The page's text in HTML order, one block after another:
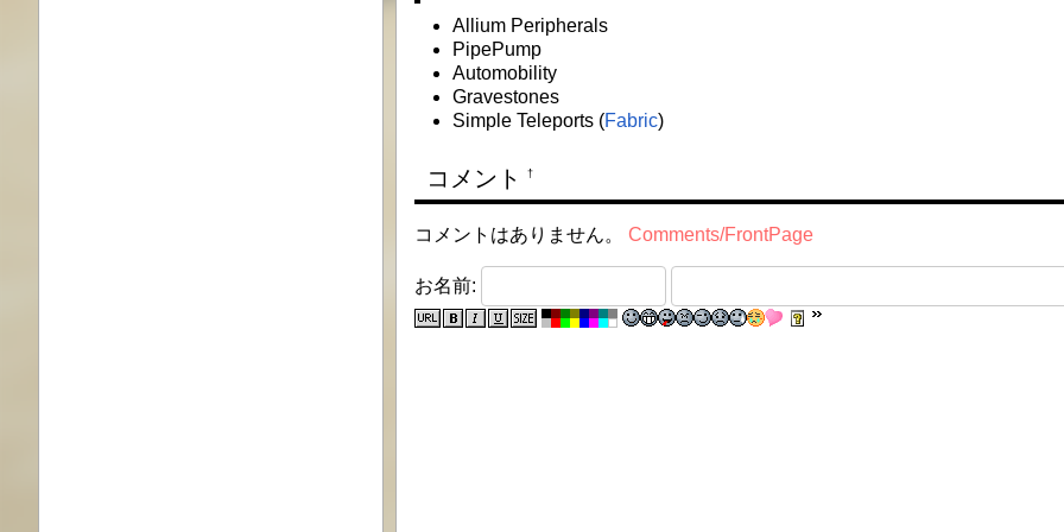
Allium Peripherals
PipePump
Automobility
Gravestones
Simple Teleports (Fabric)
コメント †
コメントはありません。Comments/FrontPage
お名前: